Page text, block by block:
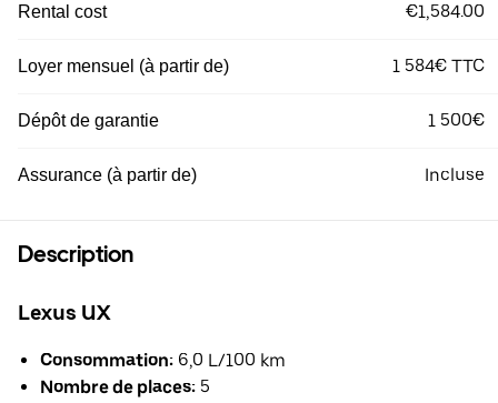
Rental cost €1,584.00
Loyer mensuel (à partir de) 1 584€ TTC
Dépôt de garantie 1 500€
Assurance (à partir de) Incluse
Description
Lexus UX
Consommation: 6,0 L/100 km
Nombre de places: 5